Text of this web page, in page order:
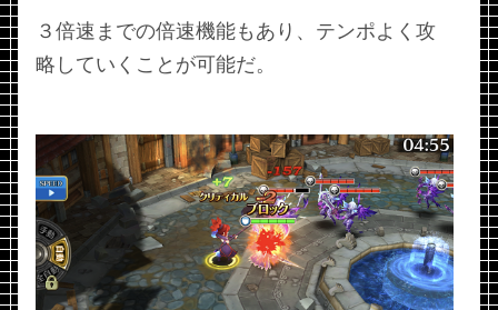
３倍速までの倍速機能もあり、テンポよく攻
略していくことが可能だ。